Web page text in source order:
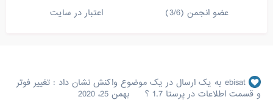
عضو انجمن (3/6) اعتبار در سایت
ebisat به یک ارسال در یک موضوع واکنش نشان داد : تغییر فوتر
و قسمت اطلاعات در پرستا 1.7 ؟
بهمن 25، 2020